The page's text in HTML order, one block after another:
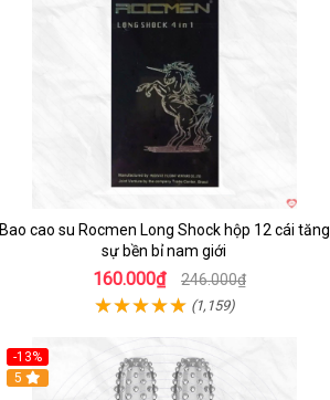
Bao cao su Rocmen Long Shock hộp 12 cái tăng
sự bền bỉ nam giới
160.000₫ 246.000₫
(1,159)
-13%
5